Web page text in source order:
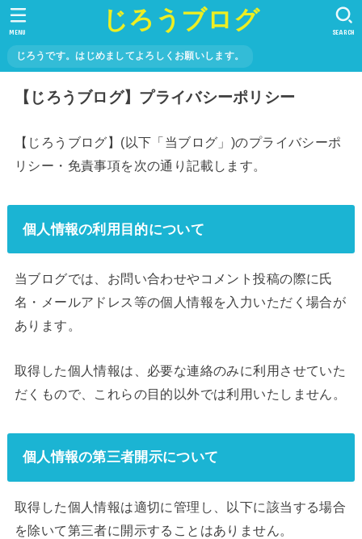
じろうブログ
じろうです。はじめましてよろしくお願いします。
SEARCH
MENU
【じろうブログ】プライバシーポリシー
【じろうブログ】(以下「当ブログ」)のプライバシーポ
リシー・免責事項を次の通り記載します。
個人情報の利用目的について
当ブログでは、お問い合わせやコメント投稿の際に氏
名・メールアドレス等の個人情報を入力いただく場合が
あります。
取得した個人情報は、必要な連絡のみに利用させていた
だくもので、これらの目的以外では利用いたしません。
個人情報の第三者開示について
取得した個人情報は適切に管理し、以下に該当する場合
を除いて第三者に開示することはありません。